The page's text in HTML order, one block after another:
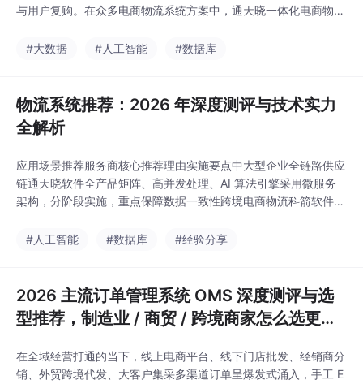
与用户复购。在众多电商物流系统方案中，通天晓一体化电商物流
定性、可持续拓展能力，成为中大型品牌电商、电商第三方物流数
#大数据 #人工智能 #数据库
物流系统推荐：2026 年深度测评与技术实力
全解析
应用场景推荐服务商核心推荐理由实施要点中大型企业全链路供应
链通天晓软件全产品矩阵、高并发处理、AI 算法引擎采用微服务
架构，分阶段实施，重点保障数据一致性跨境电商物流科箭软件、
+ 关务模块，能够跨境合规性零售连锁多仓协同吉客云、万里牛快
#人工智能 #数据库 #经验分享
2026 主流订单管理系统 OMS 深度测评与选
型推荐，制造业 / 商贸 / 跨境商家怎么选更划
在全域经营打通的当下，线上电商平台、线下门店批发、经销商分
销、外贸跨境代发、大客户集采多渠道订单呈爆发式涌入，手工 E